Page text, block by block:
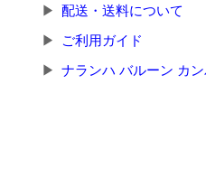
配送・送料について
ご利用ガイド
ナランハ バルーン カ